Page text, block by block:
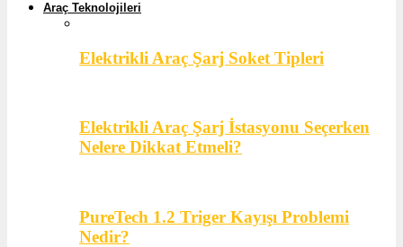
Araç Teknolojileri
Elektrikli Araç Şarj Soket Tipleri
Elektrikli Araç Şarj İstasyonu Seçerken
Nelere Dikkat Etmeli?
PureTech 1.2 Triger Kayışı Problemi
Nedir?